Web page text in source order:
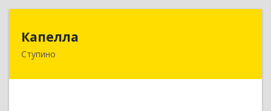
Капелла
Ступино
142800, Московская обл, Ступино г, Андропова